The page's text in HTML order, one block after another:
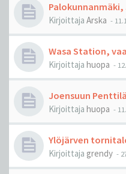
Palokunnanmäki,
Kirjoittaja Arska -
Wasa Station,
Kirjoittaja huopa -
Joensuun
Kirjoittaja huopa -
Ylöjärven
Kirjoittaja grendy -